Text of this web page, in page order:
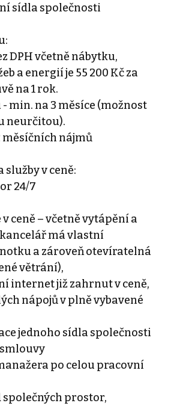
sídla společnosti
DPH včetně nábytku,
a energií je 55 200 Kč za
na 1 rok.
min. na 3 měsíce (možnost
neurčitou).
měsíčních nájmů
v ceně:
24/7
ceně – včetně vytápění a
má vlastní
a zároveň otevíratelná
větrání),
internet již zahrnut v ceně,
nápojů v plně vybavené
jednoho sídla společnosti
po celou pracovní
prostor,